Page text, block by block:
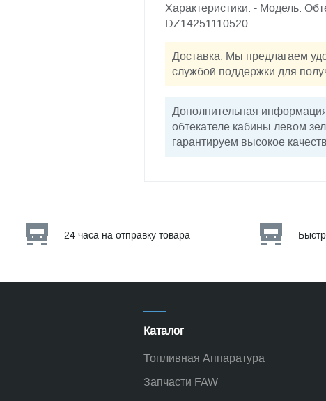
Характеристики: - Модель:
DZ14251110520
Доставка: Мы предлагаем
службой поддержки для
Дополнительная
обтекателе кабины левом
гарантируем высокое
24 часа на отправку товара
Каталог
Топливная Аппаратура
Запчасти FAW